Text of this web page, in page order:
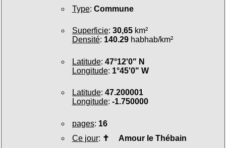
Type: Commune
Superficie: 30,65km²
Densité: 140.29habhab/km²
Latitude: 47°12'0" N
Longitude: 1°45'0" W
Latitude: 47.200001
Longitude: -1.750000
pages: 16
Ce jour: ✝ Amour le Thébain